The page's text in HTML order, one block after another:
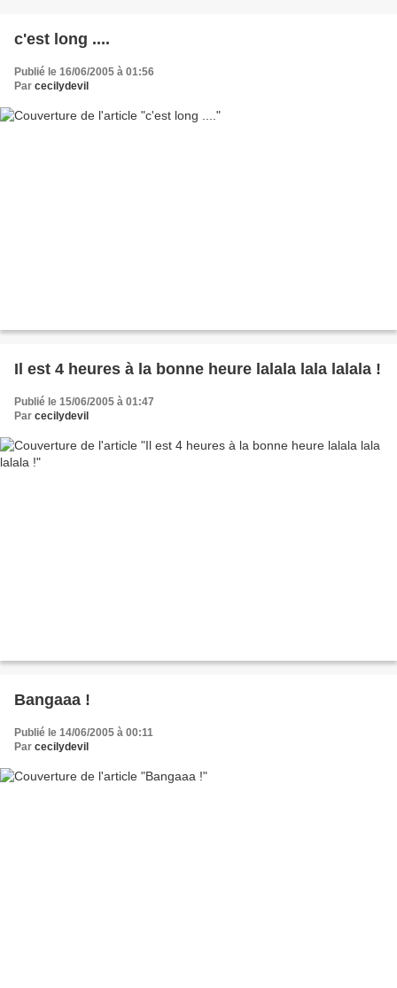
c'est long ....
Publié le 16/06/2005 à 01:56
Par cecilydevil
Il est 4 heures à la bonne heure lalala lala lalala !
Publié le 15/06/2005 à 01:47
Par cecilydevil
Bangaaa !
Publié le 14/06/2005 à 00:11
Par cecilydevil